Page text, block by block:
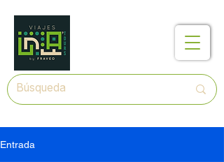
Entrada